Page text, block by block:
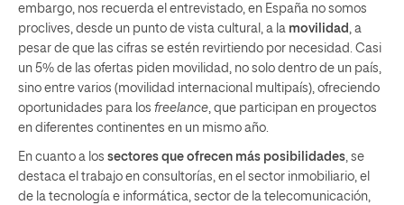
embargo, nos recuerda el entrevistado, en España no somos
proclives, desde un punto de vista cultural, a la movilidad , a
pesar de que las cifras se estén revirtiendo por necesidad. Casi
un 5% de las ofertas piden movilidad, no solo dentro de un país,
sino entre varios (movilidad internacional multipaís), ofreciendo
oportunidades para los freelance , que participan en proyectos
en diferentes continentes en un mismo año.
En cuanto a los sectores que ofrecen más posibilidades , se
destaca el trabajo en consultorías, en el sector inmobiliario, el
de la tecnología e informática, sector de la telecomunicación,